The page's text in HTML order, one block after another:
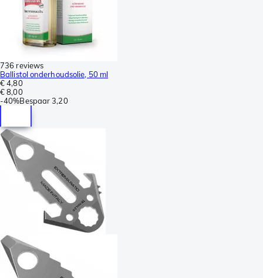
736 reviews
Ballistol onderhoudsolie, 50 ml
€ 4,80
€ 8,00
-40%Bespaar 3,20